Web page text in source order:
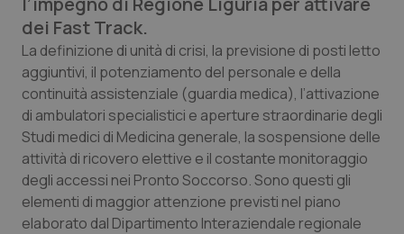
Basilicata
Calabria
Campania
Emilia-Romagna
Friuli Venezia Giulia
Artrite & artrosi
Asma & BPCO
Car-T
Colesterolo & coronaropatie
Dermatite Atopica
QS Club Newsletter
dei Fast Track.
La definizione di unità di crisi, la previsione di posti letto
aggiuntivi, il potenziamento del personale e della
continuità assistenziale (guardia medica), l’attivazione
di ambulatori specialistici e aperture straordinarie degli
Studi medici di Medicina generale, la sospensione delle
attività di ricovero elettive e il costante monitoraggio
degli accessi nei Pronto Soccorso. Sono questi gli
elementi di maggior attenzione previsti nel piano
elaborato dal Dipartimento Interaziendale regionale